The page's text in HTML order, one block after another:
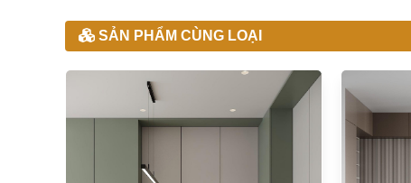
SẢN PHẨM CÙNG LOẠI